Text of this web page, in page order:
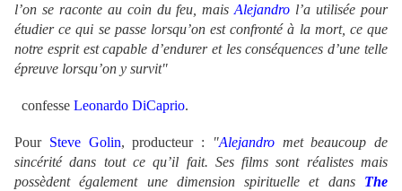
l’on se raconte au coin du feu, maisAlejandro l’a utilisée pour
étudier ce qui se passe lorsqu’on est confronté à la mort, ce que
notre esprit est capable d’endurer et les conséquences d’une telle
épreuve lorsqu’on y survit"
confesse Leonardo DiCaprio.
Pour Steve Golin, producteur : "Alejandromet beaucoup de
sincérité dans tout ce qu’il fait. Ses films sont réalistes mais
possèdent également une dimension spirituelle et dans The